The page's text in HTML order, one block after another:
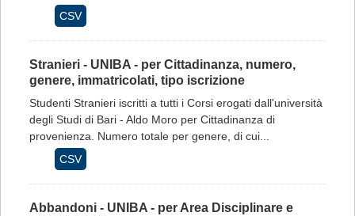
CSV
Stranieri - UNIBA - per Cittadinanza, numero,
genere, immatricolati, tipo iscrizione
Studenti Stranieri iscritti a tutti i Corsi erogati dall'università
degli Studi di Bari - Aldo Moro per Cittadinanza di
provenienza. Numero totale per genere, di cui...
CSV
Abbandoni - UNIBA - per Area Disciplinare e